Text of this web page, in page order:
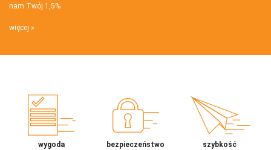
nam Twój 1,5%
więcej
wygoda
bezpieczeństwo
szybkość